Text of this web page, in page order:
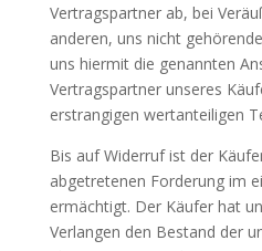
Vertragspartner ab, bei
anderen, uns nicht
uns hiermit die genannten
Vertragspartner unseres
erstrangigen wertanteiligen
Bis auf Widerruf ist der
abgetretenen Forderung im
ermächtigt. Der Käufer hat
Verlangen den Bestand der